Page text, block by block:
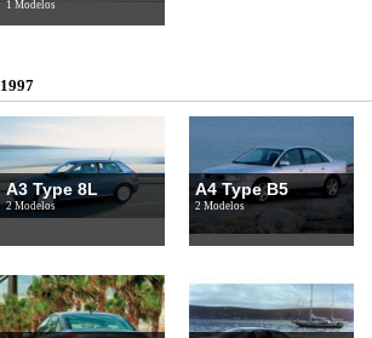
1 Modelos
1997
A3 Type 8L
2 Modelos
A4 Type B5
2 Modelos